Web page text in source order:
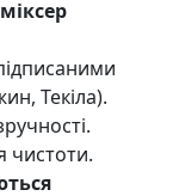
Текіла).
чистоти.